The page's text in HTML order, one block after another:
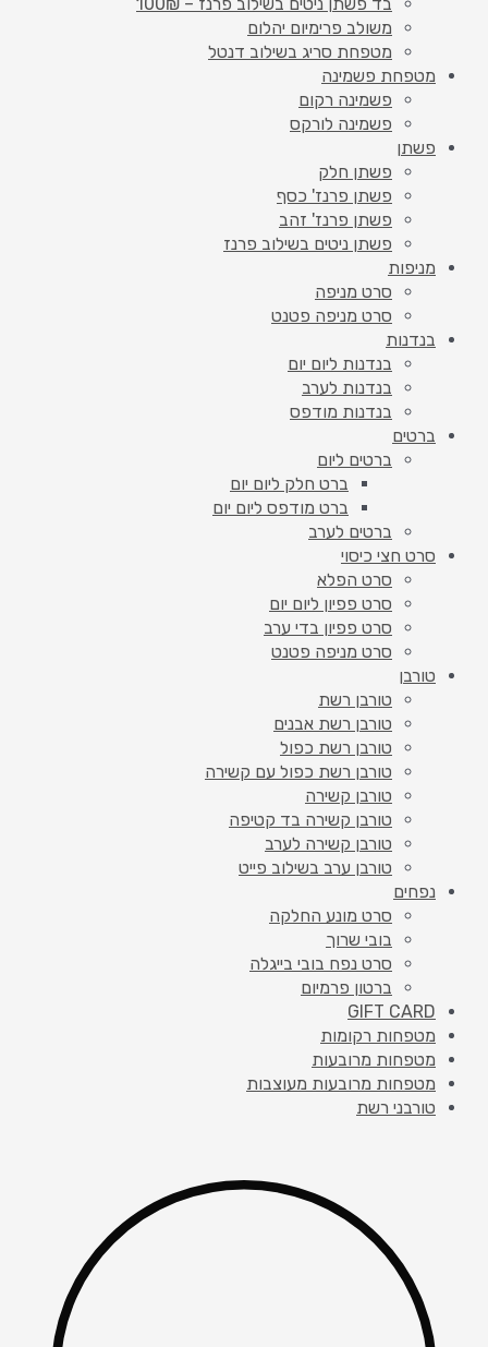
משולב פרימיום יהלום
מטפחת סריג בשילוב דנטל
מטפחת פשמינה
פשמינה רקום
פשמינה לורקס
פשתן
פשתן חלק
פשתן פרנז' כסף
פשתן פרנז' זהב
פשתן ניטים בשילוב פרנז
מניפות
סרט מניפה
סרט מניפה פטנט
בנדנות
בנדנות ליום יום
בנדנות לערב
בנדנות מודפס
ברטים
ברטים ליום
ברט חלק ליום יום
ברט מודפס ליום יום
ברטים לערב
סרט חצי כיסוי
סרט הפלא
סרט פפיון ליום יום
סרט פפיון בדי ערב
סרט מניפה פטנט
טורבן
טורבן רשת
טורבן רשת אבנים
טורבן רשת כפול
טורבן רשת כפול עם קשירה
טורבן קשירה
טורבן קשירה בד קטיפה
טורבן קשירה לערב
טורבן ערב בשילוב פייט
נפחים
סרט מונע החלקה
בובי שרוך
סרט נפח בובי בייגלה
ברטון פרמיום
GIFT CARD
מטפחות רקומות
מטפחות מרובעות
מטפחות מרובעות מעוצבות
טורבני רשת